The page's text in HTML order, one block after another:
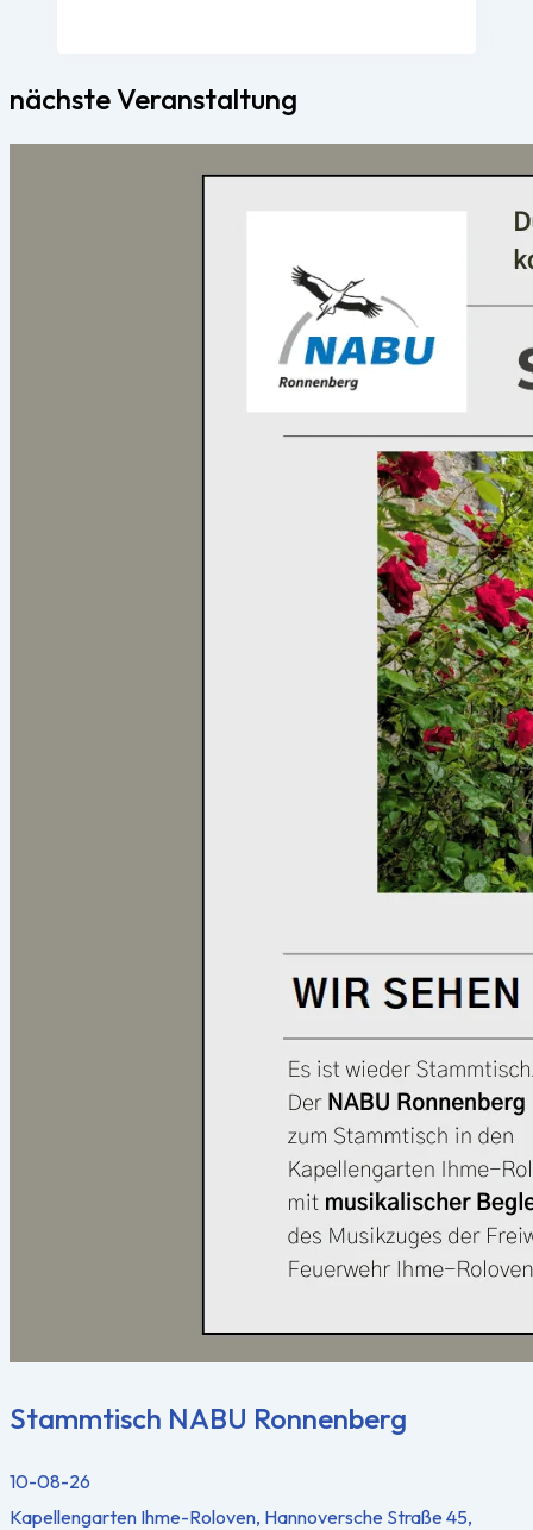
nächste Veranstaltung
Stammtisch NABU Ronnenberg
10-08-26
Kapellengarten Ihme-Roloven, Hannoversche Straße 45,